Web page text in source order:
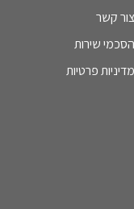
צור קשר
הסכמי שירות
מדיניות פרטיות